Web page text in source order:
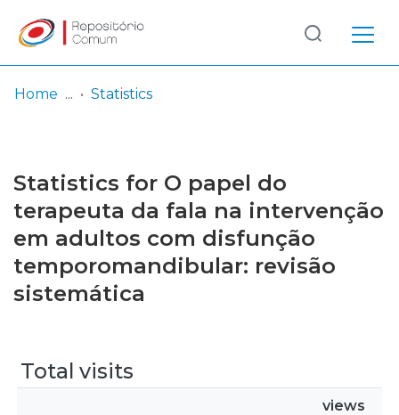
Browse repository
Entities
Log
In
(current)
Home Statistics
Statistics for O papel do
terapeuta da fala na intervenção
em adultos com disfunção
temporomandibular: revisão
sistemática
Total visits
views